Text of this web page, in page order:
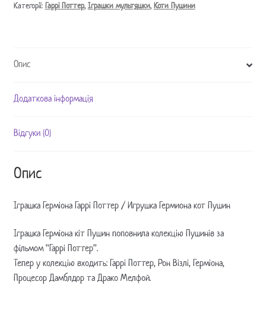
/
Пушин
Категорії: Гаррі Поттер, Іграшки мультяшки, Коти Пушини
Опис
Додаткова інформація
Відгуки (0)
Опис
Іграшка Герміона Гаррі Поттер / Игрушка Гермиона кот Пушин
Іграшка Герміона кіт Пушин поповнила колекцію Пушинів за
фільмом “Гаррі Поттер”.
Тепер у колекцію входить: Гаррі Поттер, Рон Візлі, Герміона,
Процесор Дамблдор та Драко Мелфой.